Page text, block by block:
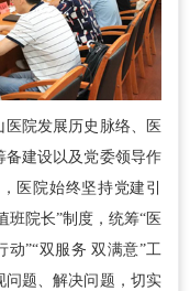
院发展历史脉络、医
备建设以及党委领导作
医院始终坚持党建引
班院长”制度，统筹“医
”“双服务 双满意”工
问题、解决问题，切实